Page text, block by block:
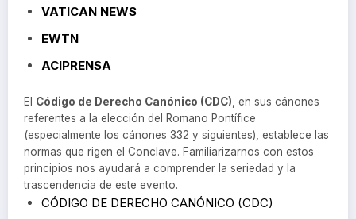
VATICAN NEWS
EWTN
ACIPRENSA
El Código de Derecho Canónico (CDC) , en sus cánones
referentes a la elección del Romano Pontífice
(especialmente los cánones 332 y siguientes), establece las
normas que rigen el Conclave. Familiarizarnos con estos
principios nos ayudará a comprender la seriedad y la
trascendencia de este evento.
CÓDIGO DE DERECHO CANÓNICO (CDC)